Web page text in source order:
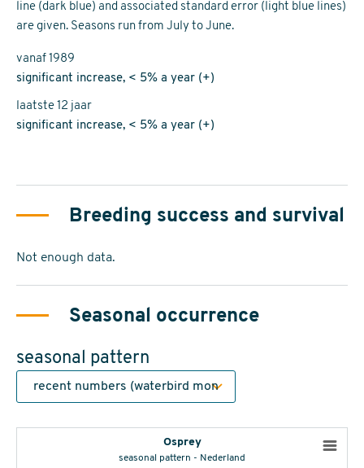
line (dark blue) and associated standard error (light blue lines)
are given. Seasons run from July to June.
vanaf 1989
significant increase, < 5% a year (+)
laatste 12 jaar
significant increase, < 5% a year (+)
Breeding success and survival
Not enough data.
Seasonal occurrence
seasonal pattern
Osprey
seasonal pattern - Nederland